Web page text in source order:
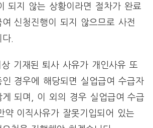
되지 않는 상황이라면 절차가 완료
신청진행이 되지 않으므로 사전
.
기재된 퇴사 사유가 개인사유 또
경우에 해당되면 실업급여 수급자
게 되며, 이 외의 경우 실업급여 수급
약 이직사유가 잘못기입되어 있는